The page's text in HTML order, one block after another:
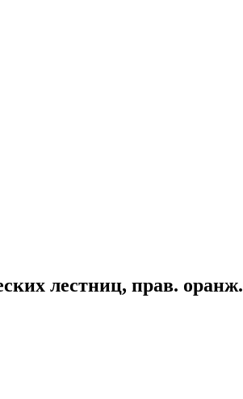
лестниц, прав. оранж.